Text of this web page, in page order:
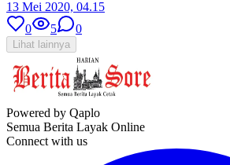
13 Mei 2020, 04.15
0
5 0
Lihat lainnya
Powered by Qaplo
Semua Berita Layak Online
Connect with us